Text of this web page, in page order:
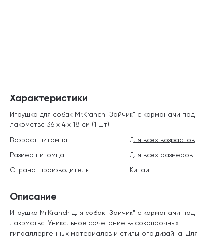
Описание
Игрушка Mr.Kranch для собак "Зайчик" с карманами под
лакомство. Уникальное сочетание высокопрочных
гипоаллергенных материалов и стильного дизайна. Для
Характеристики
Игрушка для собак Mr.Kranch "Зайчик" с карманами под
лакомство 36 х 4 х 18 см (1 шт)
Возраст питомца
Для всех возрастов
Размер питомца
Для всех размеров
Страна-производитель
Китай